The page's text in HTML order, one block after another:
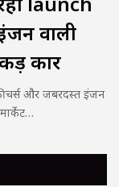
वाली
कार
और जबरदस्त इंजन